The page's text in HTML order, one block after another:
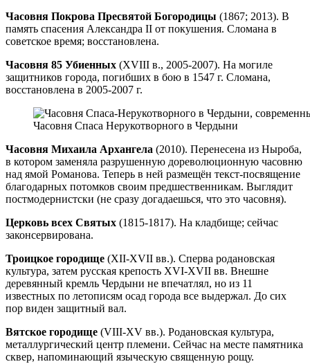
Часовня Покрова Пресвятой Богородицы (1867; 2013). В
память спасения Александра II от покушения. Сломана в
советское время; восстановлена.
Часовня 85 Убиенных (XVIII в., 2005-2007). На могиле
защитников города, погибших в бою в 1547 г. Сломана,
восстановлена в 2005-2007 г.
Часовня Спаса Нерукотворного в Чердыни
Часовня Михаила Архангела (2010). Перенесена из Ныроба,
в котором заменяла разрушенную дореволюционную часовню
над ямой Романова. Теперь в ней размещён текст-посвящение
благодарных потомков своим предшественникам. Выглядит
постмодернистски (не сразу догадаешься, что это часовня).
Церковь всех Святых (1815-1817). На кладбище; сейчас
законсервирована.
Троицкое городище (XII-XVII вв.). Сперва родановская
культура, затем русская крепость XVI-XVII вв. Внешне
деревянный кремль Чердыни не впечатлял, но из 11
известных по летописям осад города все выдержал. До сих
пор виден защитный вал.
Вятское городище (VIII-XV вв.). Родановская культура,
металлургический центр племени. Сейчас на месте памятника
сквер, напоминающий языческую священную рощу.